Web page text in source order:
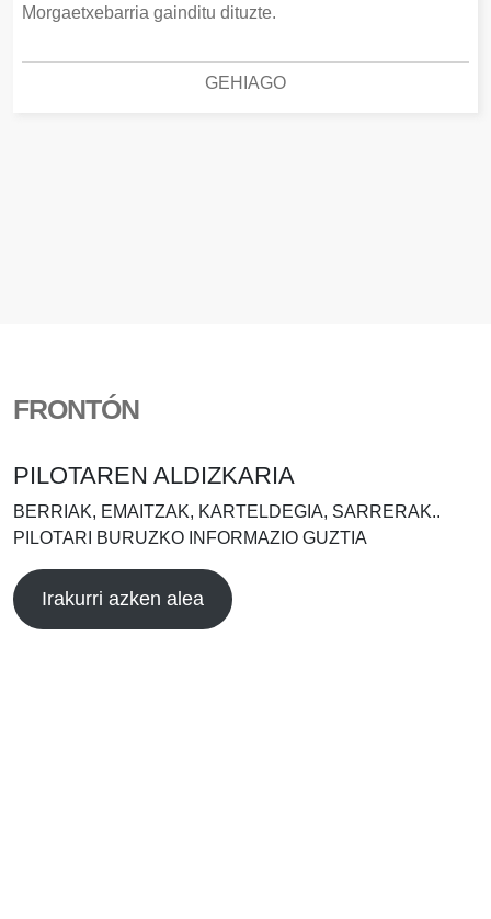
Morgaetxebarria gainditu dituzte.
GEHIAGO
FRONTÓN
PILOTAREN ALDIZKARIA
BERRIAK, EMAITZAK, KARTELDEGIA, SARRERAK..
PILOTARI BURUZKO INFORMAZIO GUZTIA
Irakurri azken alea